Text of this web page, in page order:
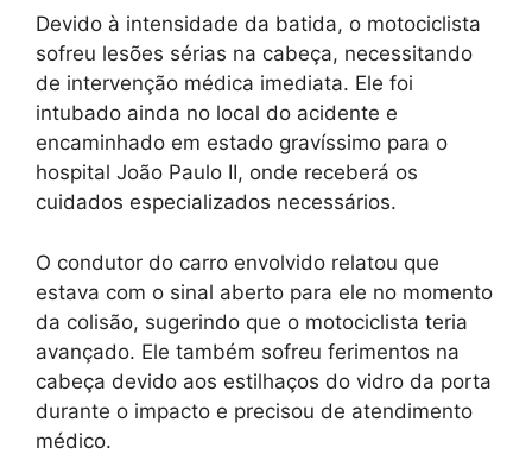
Devido à intensidade da batida, o motociclista
sofreu lesões sérias na cabeça, necessitando
de intervenção médica imediata. Ele foi
intubado ainda no local do acidente e
encaminhado em estado gravíssimo para o
hospital João Paulo II, onde receberá os
cuidados especializados necessários.
O condutor do carro envolvido relatou que
estava com o sinal aberto para ele no momento
da colisão, sugerindo que o motociclista teria
avançado. Ele também sofreu ferimentos na
cabeça devido aos estilhaços do vidro da porta
durante o impacto e precisou de atendimento
médico.